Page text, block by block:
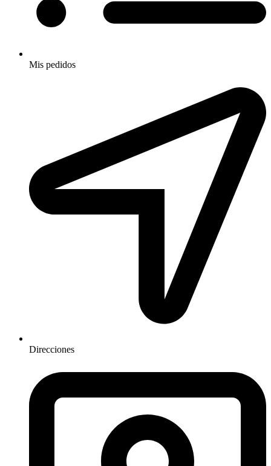
Mis pedidos
Direcciones